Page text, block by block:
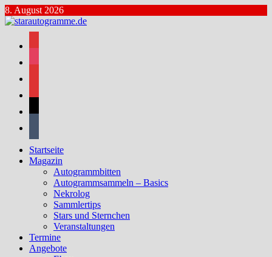
Zum
Inhalt
springen
8. August 2026
Startseite
Magazin
Autogrammbitten
Autogrammsammeln – Basics
Nekrolog
Sammlertips
Stars und Sternchen
Veranstaltungen
Termine
Angebote